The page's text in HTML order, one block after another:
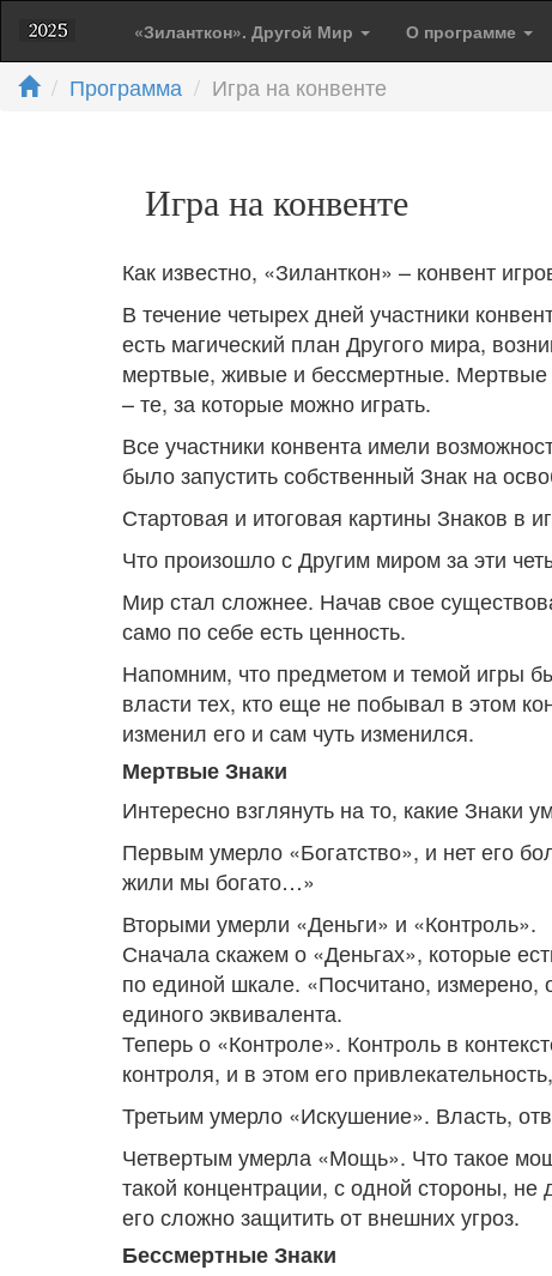
«Зиланткон». Другой Мир О программе
Программа Игра на конвенте
Игра на конвенте
Как известно, «Зиланткон» – конвент
В течение четырех дней участники
есть магический план Другого мира,
мертвые, живые и бессмертные. Мертвые
– те, за которые можно играть.
Все участники конвента имели
было запустить собственный Знак на
Стартовая и итоговая картины Знаков в
Что произошло с Другим миром за эти
Мир стал сложнее. Начав свое
само по себе есть ценность.
Напомним, что предметом и темой игры
власти тех, кто еще не побывал в этом
изменил его и сам чуть изменился.
Мертвые Знаки
Интересно взглянуть на то, какие Знаки
Первым умерло «Богатство», и нет его
жили мы богато…»
Вторыми умерли «Деньги» и «Контроль».
Сначала скажем о «Деньгах», которые
по единой шкале. «Посчитано, измерено,
единого эквивалента.
Теперь о «Контроле». Контроль в
контроля, и в этом его
Третьим умерло «Искушение». Власть,
Четвертым умерла «Мощь». Что такое
такой концентрации, с одной стороны,
его сложно защитить от внешних угроз.
Бессмертные Знаки